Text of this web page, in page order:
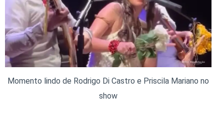
Momento lindo de Rodrigo Di Castro e Priscila Mariano no
show